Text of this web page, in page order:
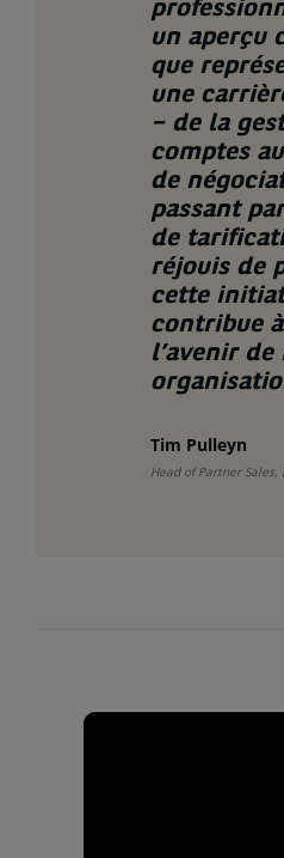
un aperçu
que
une
– de la
comptes
de
passant
de
réjouis de
cette
contribue
l’avenir de
Tim Pulleyn
Head of Partner Sales,